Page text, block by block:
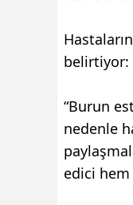
belirtiyor:
“Burun
nedenle
edici hem